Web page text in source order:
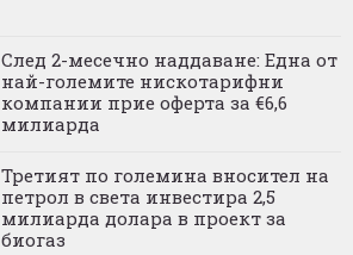
След 2-месечно наддаване: Една от
най-големите нискотарифни
компании прие оферта за €6,6
милиарда
Третият по големина вносител на
петрол в света инвестира 2,5
милиарда долара в проект за
биогаз